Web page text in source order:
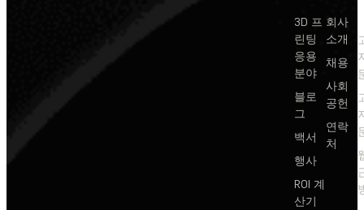
3D 프
린팅
응용
분야
블로
그
백서
행사
ROI 계
산기
회사
소개
채용
사회
공헌
연락
처